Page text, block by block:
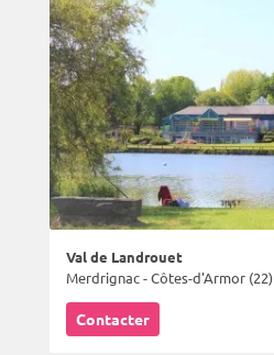
Val de Landrouet
Merdrignac - Côtes-d'Armor (22)
Contacter